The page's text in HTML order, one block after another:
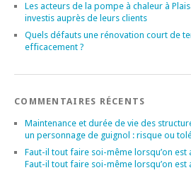
Les acteurs de la pompe à chaleur à
investis auprès de leurs clients
Quels défauts une rénovation court de
efficacement ?
COMMENTAIRES RÉCENTS
Maintenance et durée de vie des
un personnage de guignol : risque ou
Faut-il tout faire soi-même lorsqu’on est
Faut-il tout faire soi-même lorsqu’on est